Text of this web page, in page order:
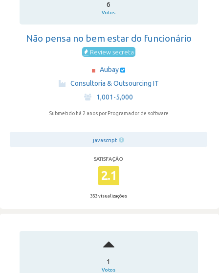
6
Votos
Não pensa no bem estar do funcionário
Review secreta
Aubay
·
Consultoria & Outsourcing IT
·
1,001-5,000
Submetido há 2 anos por Programador de software
javascript
SATISFAÇÃO
2.1
353 visualizações
1
Votos